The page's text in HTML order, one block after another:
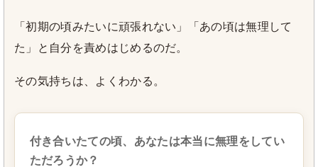
「初期の頃みたいに頑張れない」「あの頃は無理して
た」と自分を責めはじめるのだ。
その気持ちは、よくわかる。
付き合いたての頃、あなたは本当に無理をしてい
ただろうか？